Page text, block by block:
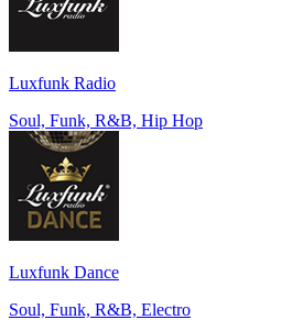
Luxfunk Radio
Soul, Funk, R&B, Hip Hop
Luxfunk Dance
Soul, Funk, R&B, Electro